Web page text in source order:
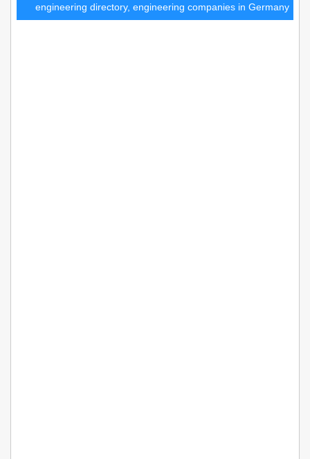
engineering directory, engineering companies in Germany